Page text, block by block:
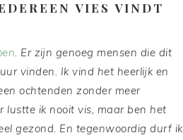
VIES VINDT
. Er zijn genoeg mensen die dit
vinden. Ik vind het heerlijk en
ochtenden zonder meer
lustte ik nooit vis, maar ben het
gezond. En tegenwoordig durf ik